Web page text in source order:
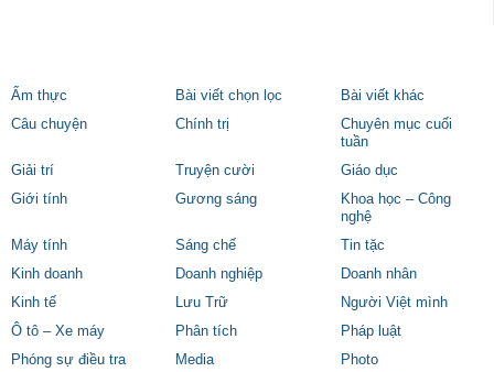
Ẩm thực Bài viết chọn lọc
Bài viết khác
Câu chuyện
Chính trị
Chuyên mục cuối
tuần
Giải trí
Truyện cười
Giáo dục
Giới tính
Gương sáng
Khoa học – Công
nghệ
Máy tính
Sáng chế
Tin tặc
Kinh doanh
Doanh nghiệp
Doanh nhân
Kinh tế
Lưu Trữ
Người Việt mình
Ô tô – Xe máy
Phân tích
Pháp luật
Phóng sự điều tra
Media
Photo